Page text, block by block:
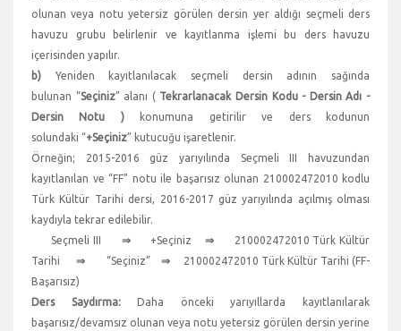
olunan veya notu yetersiz görülen dersin yer aldığı seçmeli ders
havuzu grubu belirlenir ve kayıtlanma işlemi bu ders havuzu
içerisinden yapılır.
b) Yeniden kayıtlanılacak seçmeli dersin adının sağında
bulunan “Seçiniz” alanı ( Tekrarlanacak Dersin Kodu - Dersin Adı -
Dersin Notu )konumuna getirilir ve ders kodunun
solundaki “+Seçiniz” kutucuğu işaretlenir.
Örneğin; 2015-2016 güz yarıyılında Seçmeli III havuzundan
kayıtlanılan ve “FF” notu ile başarısız olunan 210002472010 kodlu
Türk Kültür Tarihi dersi, 2016-2017 güz yarıyılında açılmış olması
kaydıyla tekrar edilebilir.
Seçmeli III ⇒+Seçiniz⇒ 210002472010 Türk Kültür
Tarihi ⇒ “Seçiniz” ⇒ 210002472010 Türk Kültür Tarihi (FF-
Başarısız)
Ders Saydırma:Daha önceki yarıyıllarda kayıtlanılarak
başarısız/devamsız olunan veya notu yetersiz görülen dersin yerine